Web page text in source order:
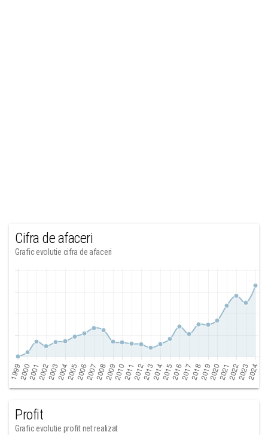
Cifra de afaceri
Grafic evolutie cifra de afaceri
Profit
Grafic evolutie profit net realizat